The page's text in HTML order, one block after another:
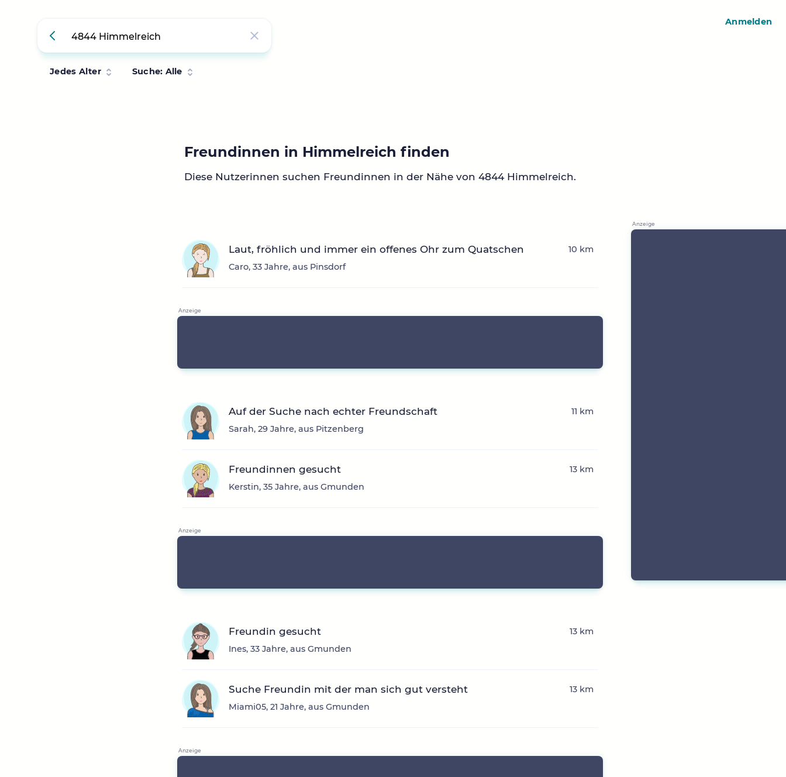
Jedes Alter Suche: Alle
Freundinnen in Himmelreich finden
Diese Nutzerinnen suchen Freundinnen in der Nähe von 4844 Himmelreich.
Laut, fröhlich und immer ein offenes Ohr zum Quatschen
Caro, 33 Jahre, aus Pinsdorf
10 km
Auf der Suche nach echter Freundschaft
Sarah, 29 Jahre, aus Pitzenberg
11 km
Freundinnen gesucht
Kerstin, 35 Jahre, aus Gmunden
13 km
Freundin gesucht
Ines, 33 Jahre, aus Gmunden
13 km
Suche Freundin mit der man sich gut versteht
Miami05, 21 Jahre, aus Gmunden
13 km
Anmelden